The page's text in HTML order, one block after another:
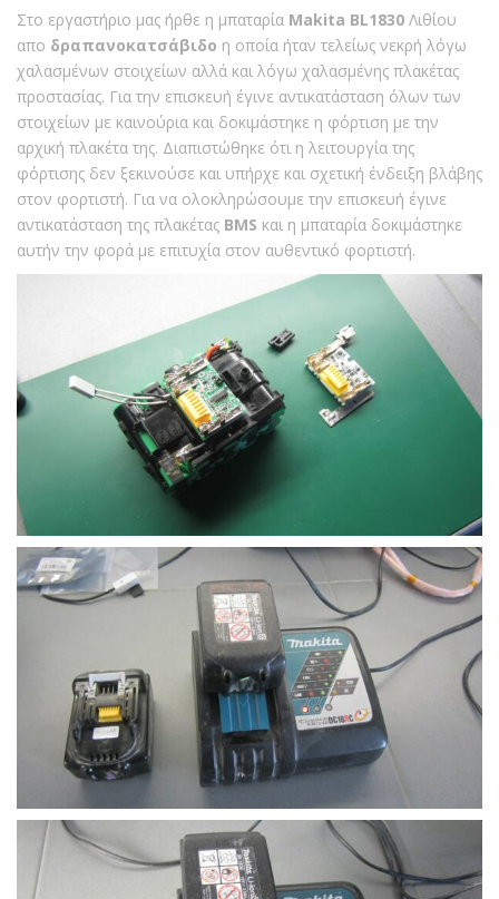
Στο εργαστήριο μας ήρθε η μπαταρία Makita BL1830 Λιθίου
απο δραπανοκατσάβιδο η οποία ήταν τελείως νεκρή λόγω
χαλασμένων στοιχείων αλλά και λόγω χαλασμένης πλακέτας
προστασίας. Για την επισκευή έγινε αντικατάσταση όλων των
στοιχείων με καινούρια και δοκιμάστηκε η φόρτιση με την
αρχική πλακέτα της. Διαπιστώθηκε ότι η λειτουργία της
φόρτισης δεν ξεκινούσε και υπήρχε και σχετική ένδειξη βλάβης
στον φορτιστή. Για να ολοκληρώσουμε την επισκευή έγινε
αντικατάσταση της πλακέτας BMS και η μπαταρία δοκιμάστηκε
αυτήν την φορά με επιτυχία στον αυθεντικό φορτιστή.